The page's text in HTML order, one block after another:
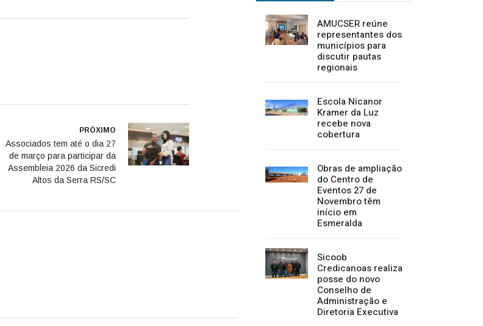
PRÓXIMO
Associados tem até o dia 27
de março para participar da
Assembleia 2026 da Sicredi
Altos da Serra RS/SC
AMUCSER reúne
representantes dos
municípios para
discutir pautas
regionais
Escola Nicanor
Kramer da Luz
recebe nova
cobertura
Obras de ampliação
do Centro de
Eventos 27 de
Novembro têm
início em
Esmeralda
Sicoob
Credicanoas realiza
posse do novo
Conselho de
Administração e
Diretoria Executiva